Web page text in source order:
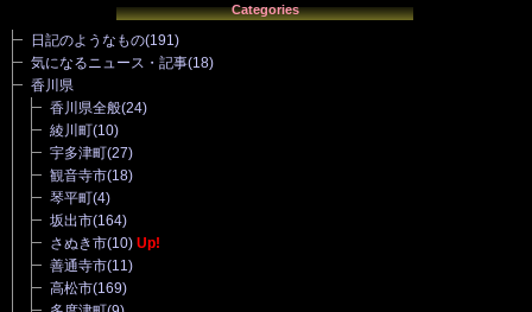
Categories
日記のようなもの(191)
気になるニュース・記事(18)
香川県
香川県全般(24)
綾川町(10)
宇多津町(27)
観音寺市(18)
琴平町(4)
坂出市(164)
さぬき市(10) Up!
善通寺市(11)
高松市(169)